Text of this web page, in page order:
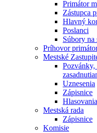
Primátor
Zástupca
Hlavný
Poslanci
Súbory na
Príhovor
Mestské
Pozvánky,
Uznesenia
Zápisnice
Hlasovania
Mestská rada
Zápisnice
Komisie